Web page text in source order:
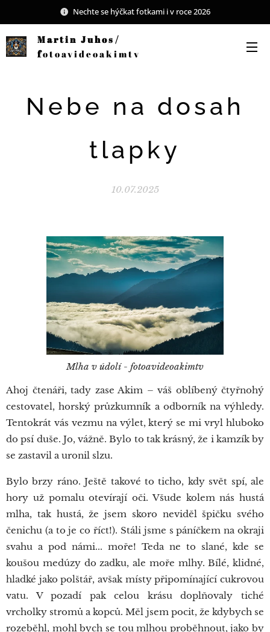
Nechte se hýčkat fotkami i v roce 2026
Martin Juhos/
fotoavideoakimtv
Nebe na dosah
tlapky
10.07.2025
Mlha v údolí - fotoavideoakimtv
Ahoj čtenáři, tady zase Akim – váš oblíbený čtyřnohý
cestovatel, horský průzkumník a odborník na výhledy.
Tentokrát vás vezmu na výlet, který se mi vryl hluboko
do psí duše. Jo, vážně. Bylo to tak krásný, že i kamzík by
se zastavil a uronil slzu.
Bylo brzy ráno. Ještě takové to ticho, kdy svět spí, ale
hory už pomalu otevírají oči. Všude kolem nás hustá
mlha, tak hustá, že jsem skoro neviděl špičku svého
čenichu (a to je co říct!). Stáli jsme s páníčkem na okraji
svahu a pod námi... moře! Teda ne to slané, kde se
koušou medúzy do zadku, ale moře mlhy. Bílé, klidné,
hladké jako polštář, avšak místy připomínající cukrovou
vatu. V pozadí pak celou krásu doplňovaly tiché
vrcholky stromů a kopců. Měl jsem pocit, že kdybych se
rozeběhl, mohl bych se tou mlhou proběhnout, jako by